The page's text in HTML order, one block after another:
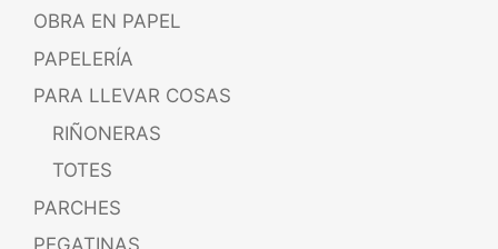
OBRA EN PAPEL
PAPELERÍA
PARA LLEVAR COSAS
RIÑONERAS
TOTES
PARCHES